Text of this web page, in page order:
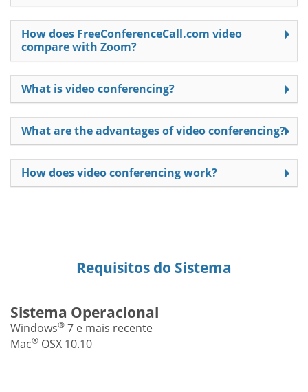
How does FreeConferenceCall.com video
compare with Zoom?
What is video conferencing?
What are the advantages of video conferencing?
How does video conferencing work?
Requisitos do Sistema
Sistema Operacional
Windows® 7 e mais recente
Mac® OSX 10.10